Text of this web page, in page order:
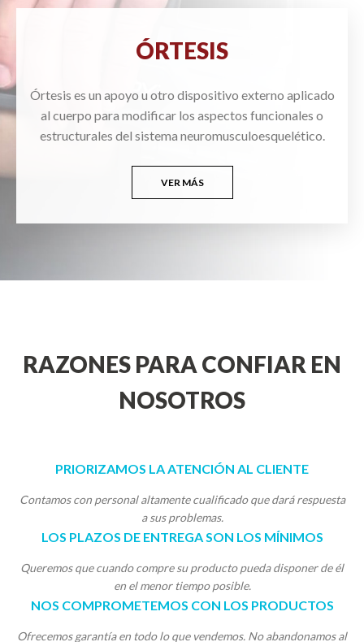
ÓRTESIS
Órtesis es un apoyo u otro dispositivo externo aplicado
al cuerpo para modificar los aspectos funcionales o
estructurales del sistema neuromusculoesquelético.
VER MÁS
RAZONES PARA CONFIAR EN
NOSOTROS
PRIORIZAMOS LA ATENCIÓN AL CLIENTE
Contamos con personal altamente cualificado que dará respuesta
a sus problemas.
LOS PLAZOS DE ENTREGA SON LOS MÍNIMOS
Queremos que cuando compre su producto pueda disponer de él
en el menor tiempo posible.
NOS COMPROMETEMOS CON LOS PRODUCTOS
Ofrecemos garantía en todo lo que vendemos. No abandonamos al